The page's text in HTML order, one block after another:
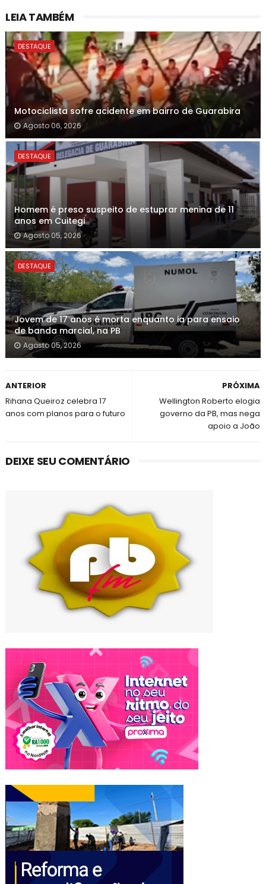
LEIA TAMBÉM
DESTAQUE
Motociclista sofre acidente em bairro de Guarabira
Agosto 06, 2026
DESTAQUE
Homem é preso suspeito de estuprar menina de 11
anos em Cuitegi
Agosto 05, 2026
DESTAQUE
Jovem de 17 anos é morta enquanto ia para ensaio
de banda marcial, na PB
Agosto 05, 2026
PRÓXIMA
Wellington Roberto elogia
governo da PB, mas nega
apoio a João
ANTERIOR
Rihana Queiroz celebra 17
anos com planos para o futuro
DEIXE SEU COMENTÁRIO